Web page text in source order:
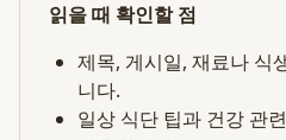
읽을 때 확인할 점
제목, 게시일, 재료나 식
니다.
일상 식단 팁과 건강 관